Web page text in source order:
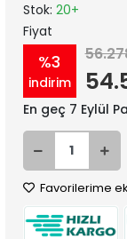
Stok: 20+
Fiyat
%3
indirim
En geç 7 Eylül
Favorilerime